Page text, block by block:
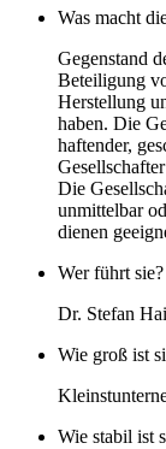
Was macht
Gegenstand
Beteiligung
Herstellung
haben. Die
haftender,
Die
unmittelbar
dienen
Wer führt sie?
Dr. Stefan
Wie groß ist
Wie stabil ist